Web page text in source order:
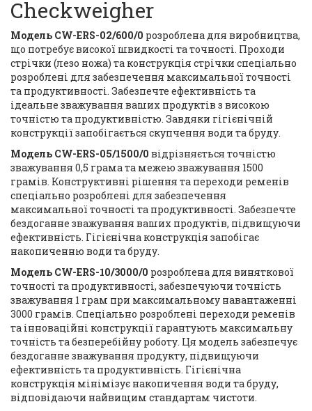
Checkweigher
Модель CW-ERS-02/600/0 розроблена для виробництва,
що потребує високої швидкості та точності. Проходи
стрічки (лезо ножа) та конструкція стрічки спеціально
розроблені для забезпечення максимальної точності
та продуктивності. Забезпечте ефективність та
ідеальне зважування ваших продуктів з високою
точністю та продуктивністю. Завдяки гігієнічній
конструкції запобігається скупчення води та бруду.
Модель CW-ERS-05/1500/0 відрізняється точністю
зважування 0,5 грама та межею зважування 1500
грамів. Конструктивні рішення та переходи ременів
спеціально розроблені для забезпечення
максимальної точності та продуктивності. Забезпечте
бездоганне зважування ваших продуктів, підвищуючи
ефективність. Гігієнічна конструкція запобігає
накопиченню води та бруду.
Модель CW-ERS-10/3000/0 розроблена для виняткової
точності та продуктивності, забезпечуючи точність
зважування 1 грам при максимальному навантаженні
3000 грамів. Спеціально розроблені переходи ременів
та інноваційні конструкції гарантують максимальну
точність та безперебійну роботу. Ця модель забезпечує
бездоганне зважування продукту, підвищуючи
ефективність та продуктивність. Гігієнічна
конструкція мінімізує накопичення води та бруду,
відповідаючи найвищим стандартам чистоти.